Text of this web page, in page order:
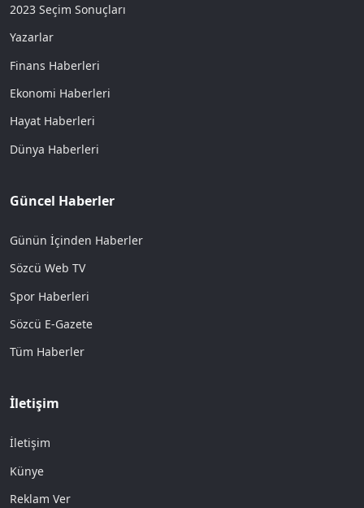
2023 Seçim Sonuçları
Yazarlar
Finans Haberleri
Ekonomi Haberleri
Hayat Haberleri
Dünya Haberleri
Güncel Haberler
Günün İçinden Haberler
Sözcü Web TV
Spor Haberleri
Sözcü E-Gazete
Tüm Haberler
İletişim
İletişim
Künye
Reklam Ver